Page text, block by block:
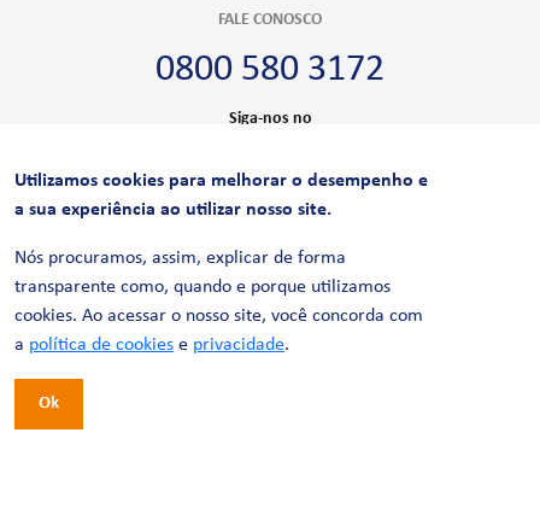
FALE CONOSCO
0800 580 3172
Siga-nos no
CERTIFICAÇÕES
Utilizamos cookies para melhorar o desempenho e
a sua experiência ao utilizar nosso site.
Nós procuramos, assim, explicar de forma
transparente como, quando e porque utilizamos
cookies. Ao acessar o nosso site, você concorda com
a política de cookies e privacidade.
Ok